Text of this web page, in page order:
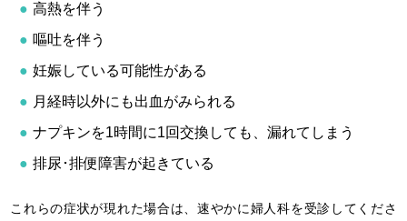
高熱を伴う
嘔吐を伴う
妊娠している可能性がある
月経時以外にも出血がみられる
ナプキンを1時間に1回交換しても、漏れてしまう
排尿･排便障害が起きている
これらの症状が現れた場合は、速やかに婦人科を受診してくださ